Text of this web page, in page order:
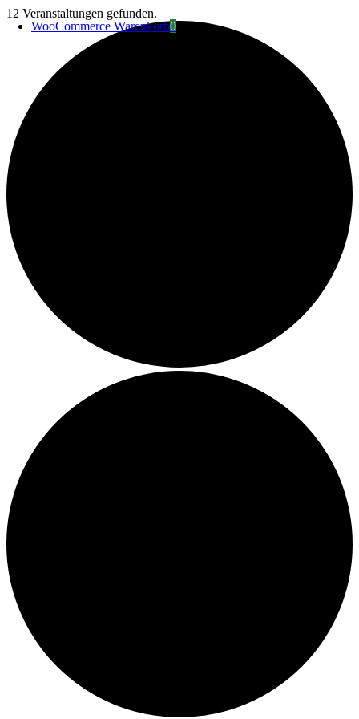
Zum
InhaltWooCommerce Warenkorb0
12 Veranstaltungen gefunden.